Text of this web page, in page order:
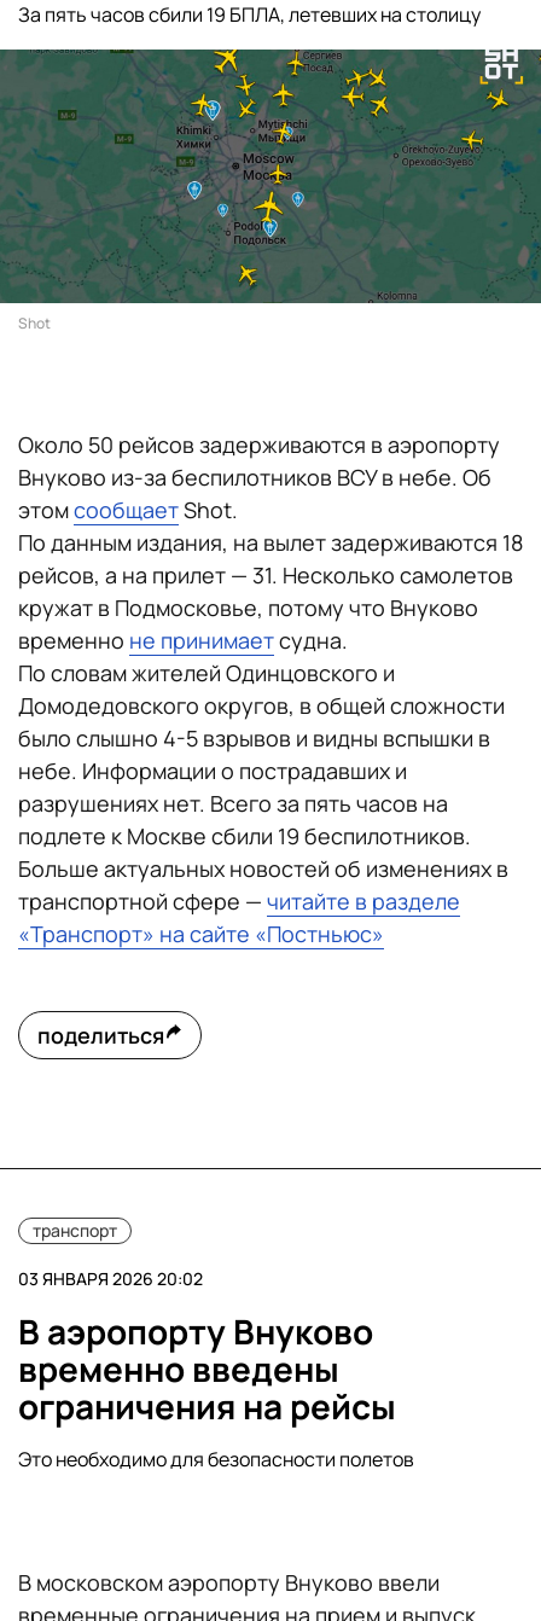
За пять часов сбили 19 БПЛА, летевших на столицу
Shot
Около 50 рейсов задерживаются в аэропорту
Внуково из-за беспилотников ВСУ в небе. Об
этомсообщаетShot.
По данным издания, на вылет задерживаются 18
рейсов, а на прилет — 31. Несколько самолетов
кружат в Подмосковье, потому что Внуково
временно не принимаетсудна.
По словам жителей Одинцовского и
Домодедовского округов, в общей сложности
было слышно 4-5 взрывов и видны вспышки в
небе. Информации о пострадавших и
разрушениях нет. Всего за пять часов на
подлете к Москве сбили 19 беспилотников.
Больше актуальных новостей об изменениях в
транспортной сфере — читайте в разделе
«Транспорт» на сайте «Постньюс»
поделиться
транспорт
03 ЯНВАРЯ 2026 20:02
В аэропорту Внуково
временно введены
ограничения на рейсы
Это необходимо для безопасности полетов
В московском аэропорту Внуково ввели
временные ограничения на прием и выпуск